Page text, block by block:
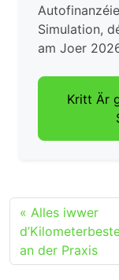
Simulation,
am Joer
Kritt Är
Alles iwwer
an der Praxis